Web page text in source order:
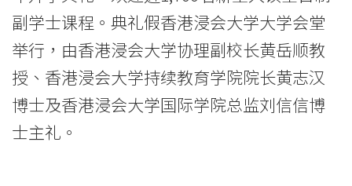
开
学
礼
副学士课程。典礼假香港浸会大学大学会堂
举行，由香港浸会大学协理副校长黄岳顺教
授、香港浸会大学持续教育学院院长黄志汉
博士及香港浸会大学国际学院总监刘信信博
士主礼。